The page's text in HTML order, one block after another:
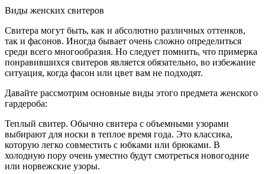
Виды женских свитеров
Свитера могут быть, как и абсолютно различных оттенков,
так и фасонов. Иногда бывает очень сложно определиться
среди всего многообразия. Но следует помнить, что примерка
понравившихся свитеров является обязательно, во избежание
ситуация, когда фасон или цвет вам не подходят.
Давайте рассмотрим основные виды этого предмета женского
гардероба:
Теплый свитер. Обычно свитера с объемными узорами
выбирают для носки в теплое время года. Это классика,
которую легко совместить с юбками или брюками. В
холодную пору очень уместно будут смотреться новогодние
или норвежские узоры.